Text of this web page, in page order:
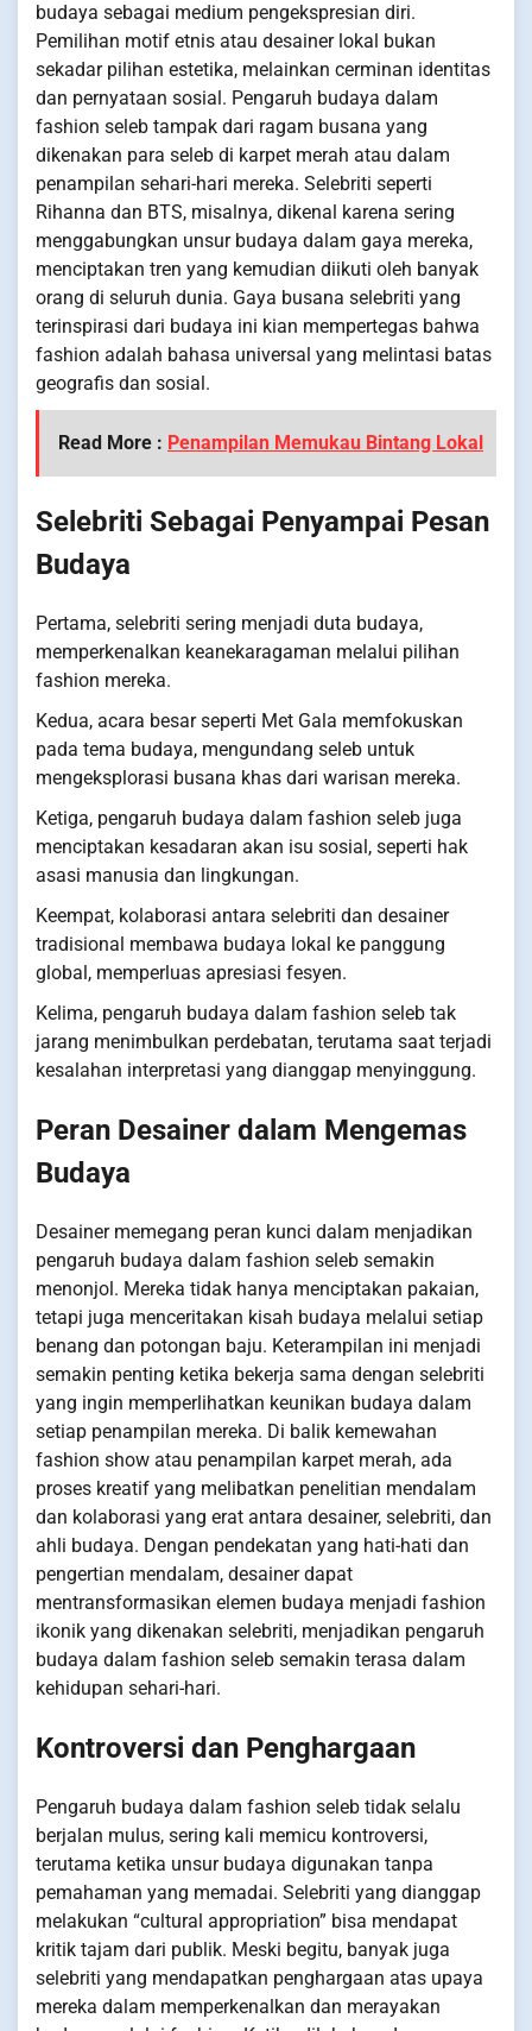
budaya sebagai medium pengekspresian diri.
Pemilihan motif etnis atau desainer lokal bukan
sekadar pilihan estetika, melainkan cerminan identitas
dan pernyataan sosial. Pengaruh budaya dalam
fashion seleb tampak dari ragam busana yang
dikenakan para seleb di karpet merah atau dalam
penampilan sehari-hari mereka. Selebriti seperti
Rihanna dan BTS, misalnya, dikenal karena sering
menggabungkan unsur budaya dalam gaya mereka,
menciptakan tren yang kemudian diikuti oleh banyak
orang di seluruh dunia. Gaya busana selebriti yang
terinspirasi dari budaya ini kian mempertegas bahwa
fashion adalah bahasa universal yang melintasi batas
geografis dan sosial.
Read More : Penampilan Memukau Bintang Lokal
Selebriti Sebagai Penyampai Pesan
Budaya
Pertama, selebriti sering menjadi duta budaya,
memperkenalkan keanekaragaman melalui pilihan
fashion mereka.
Kedua, acara besar seperti Met Gala memfokuskan
pada tema budaya, mengundang seleb untuk
mengeksplorasi busana khas dari warisan mereka.
Ketiga, pengaruh budaya dalam fashion seleb juga
menciptakan kesadaran akan isu sosial, seperti hak
asasi manusia dan lingkungan.
Keempat, kolaborasi antara selebriti dan desainer
tradisional membawa budaya lokal ke panggung
global, memperluas apresiasi fesyen.
Kelima, pengaruh budaya dalam fashion seleb tak
jarang menimbulkan perdebatan, terutama saat terjadi
kesalahan interpretasi yang dianggap menyinggung.
Peran Desainer dalam Mengemas
Budaya
Desainer memegang peran kunci dalam menjadikan
pengaruh budaya dalam fashion seleb semakin
menonjol. Mereka tidak hanya menciptakan pakaian,
tetapi juga menceritakan kisah budaya melalui setiap
benang dan potongan baju. Keterampilan ini menjadi
semakin penting ketika bekerja sama dengan selebriti
yang ingin memperlihatkan keunikan budaya dalam
setiap penampilan mereka. Di balik kemewahan
fashion show atau penampilan karpet merah, ada
proses kreatif yang melibatkan penelitian mendalam
dan kolaborasi yang erat antara desainer, selebriti, dan
ahli budaya. Dengan pendekatan yang hati-hati dan
pengertian mendalam, desainer dapat
mentransformasikan elemen budaya menjadi fashion
ikonik yang dikenakan selebriti, menjadikan pengaruh
budaya dalam fashion seleb semakin terasa dalam
kehidupan sehari-hari.
Kontroversi dan Penghargaan
Pengaruh budaya dalam fashion seleb tidak selalu
berjalan mulus, sering kali memicu kontroversi,
terutama ketika unsur budaya digunakan tanpa
pemahaman yang memadai. Selebriti yang dianggap
melakukan “cultural appropriation” bisa mendapat
kritik tajam dari publik. Meski begitu, banyak juga
selebriti yang mendapatkan penghargaan atas upaya
mereka dalam memperkenalkan dan merayakan